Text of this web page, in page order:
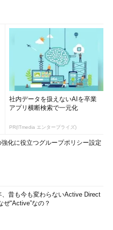
社内データを扱えないAIを卒業
アプリ横断検索で一元化
PR(ITmedia エンタープライズ)
化に役立つグループポリシー設定
、昔も今も変わらないActive Direct
“Active”なの？